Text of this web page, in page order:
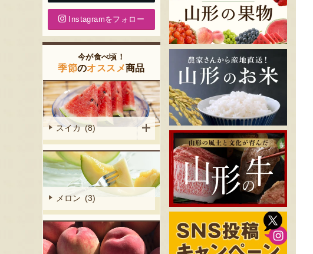
Instagramをフォロー
今が食べ頃！
季節のオススメ商品
スイカ (8)
メロン (3)